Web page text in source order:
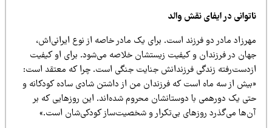
در ایفای نقش والد
مادر دو فرزند است. برای یک مادر خاصه از نوع ایرانی‌اش،
در فرزندان و کیفیت زیستشان خلاصه می‌شود. برای او کیفیت
زندگی فرزندانش جنایت جنگی است. چرا که معتقد است:
از سه ماه است که فرزندان من از داشتن شادی ساده کودکانه و
یک دورهمی با دوستانشان محروم شده‌اند. این روزهایی که بر
می‌گذرد روزهای بی‌تکرار و شخصیت‌ساز کودکی‌شان است.»